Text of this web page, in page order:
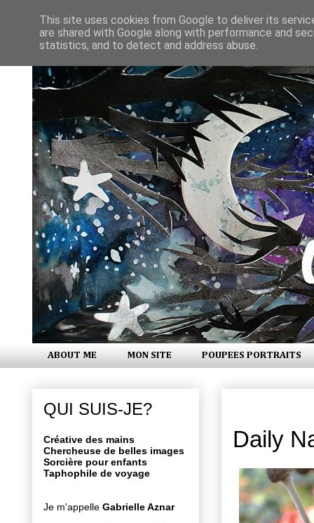
ABOUT ME MON SITE POUPEES PORTRAITS
Daily
QUI SUIS-JE?
Créative des mains
Chercheuse de belles images
Sorcière pour enfants
Taphophile de voyage
Je m'appelle Gabrielle Aznar
This site uses cookies from Google to deliver its
are shared with Google along with performance and
statistics, and to detect and address abuse.